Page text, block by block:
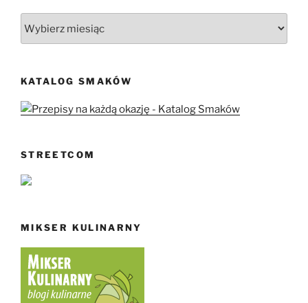
KATALOG SMAKÓW
STREETCOM
MIKSER KULINARNY